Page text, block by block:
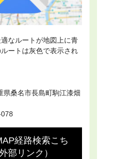
なルートが地図上に青
ートは灰色で表示され
県桑名市長島町駒江漆畑
経路検索こち
部リンク）